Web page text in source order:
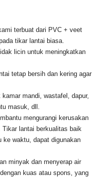
terbuat dari PVC + veet
tikar lantai biasa.
licin untuk meningkatkan
tetap bersih dan kering agar
mandi, wastafel, dapur,
masuk, dll.
mengurangi kerusakan
lantai berkualitas baik
ke waktu, dapat digunakan
minyak dan menyerap air
kuas atau spons, yang